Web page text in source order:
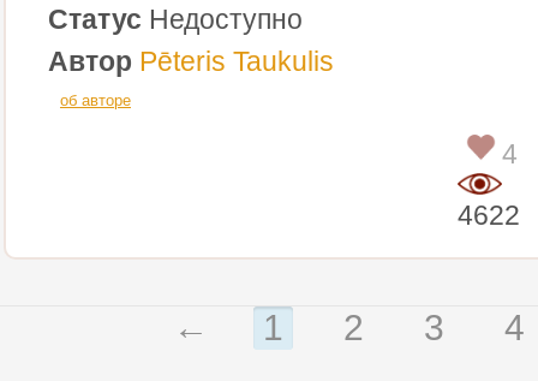
Статус Недоступно
Автор Pēteris Taukulis
об авторе
4
4622
← 1 2 3 4